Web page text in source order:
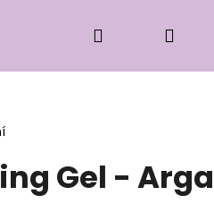
Příslušenství k
Gel -